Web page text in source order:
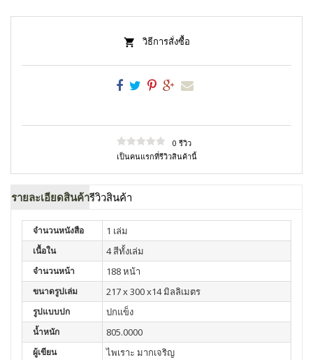
วิธีการสั่งซื้อ
0 รีวิว
เป็นคนแรกที่รีวิวสินค้านี้
รายละเอียดสินค้ารีวิวสินค้า
จำนวนหนังสือ 1 เล่ม
เนื้อใน 4 สีทั้งเล่ม
จำนวนหน้า 188 หน้า
ขนาดรูปเล่ม 217 x 300 x14 มิลลิเมตร
รูปแบบปก ปกแข็ง
น้ำหนัก 805.0000
ผู้เขียน ไพเราะ มากเจริญ